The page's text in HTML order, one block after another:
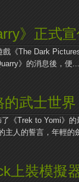
》正式
戲《The Dark
》的消息後，便...
武士世
《Trek to Yomi》
主人的誓言，年輕的
上裝模擬